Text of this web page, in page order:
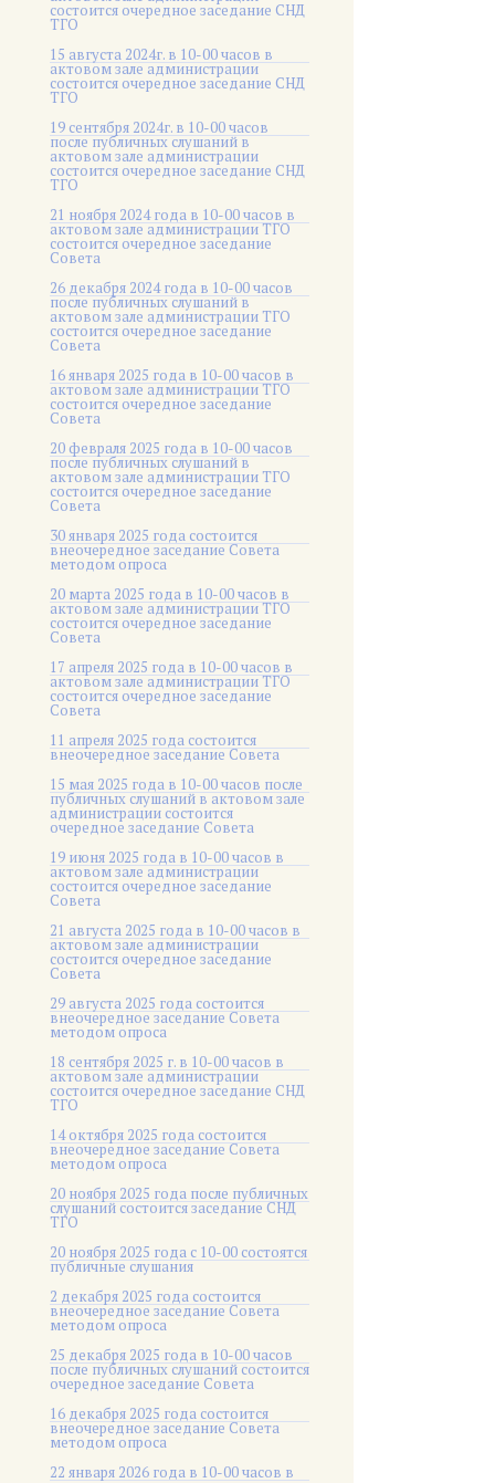
состоится очередное заседание СНД
ТГО
15 августа 2024г. в 10-00 часов в
актовом зале администрации
состоится очередное заседание СНД
ТГО
19 сентября 2024г. в 10-00 часов
после публичных слушаний в
актовом зале администрации
состоится очередное заседание СНД
ТГО
21 ноября 2024 года в 10-00 часов в
актовом зале администрации ТГО
состоится очередное заседание
Совета
26 декабря 2024 года в 10-00 часов
после публичных слушаний в
актовом зале администрации ТГО
состоится очередное заседание
Совета
16 января 2025 года в 10-00 часов в
актовом зале администрации ТГО
состоится очередное заседание
Совета
20 февраля 2025 года в 10-00 часов
после публичных слушаний в
актовом зале администрации ТГО
состоится очередное заседание
Совета
30 января 2025 года состоится
внеочередное заседание Совета
методом опроса
20 марта 2025 года в 10-00 часов в
актовом зале администрации ТГО
состоится очередное заседание
Совета
17 апреля 2025 года в 10-00 часов в
актовом зале администрации ТГО
состоится очередное заседание
Совета
11 апреля 2025 года состоится
внеочередное заседание Совета
15 мая 2025 года в 10-00 часов после
публичных слушаний в актовом зале
администрации состоится
очередное заседание Совета
19 июня 2025 года в 10-00 часов в
актовом зале администрации
состоится очередное заседание
Совета
21 августа 2025 года в 10-00 часов в
актовом зале администрации
состоится очередное заседание
Совета
29 августа 2025 года состоится
внеочередное заседание Совета
методом опроса
18 сентября 2025 г. в 10-00 часов в
актовом зале администрации
состоится очередное заседание СНД
ТГО
14 октября 2025 года состоится
внеочередное заседание Совета
методом опроса
20 ноября 2025 года после публичных
слушаний состоится заседание СНД
ТГО
20 ноября 2025 года c 10-00 состоятся
публичные слушания
2 декабря 2025 года состоится
внеочередное заседание Совета
методом опроса
25 декабря 2025 года в 10-00 часов
после публичных слушаний состоится
очередное заседание Совета
16 декабря 2025 года состоится
внеочередное заседание Совета
методом опроса
22 января 2026 года в 10-00 часов в